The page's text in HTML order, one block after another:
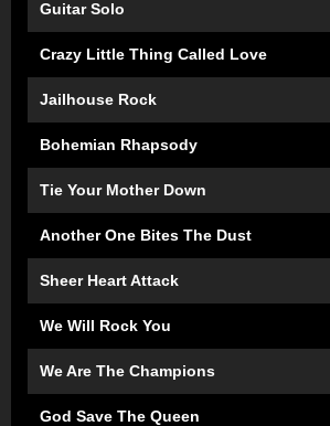
Guitar Solo
Crazy Little Thing Called Love
Jailhouse Rock
Bohemian Rhapsody
Tie Your Mother Down
Another One Bites The Dust
Sheer Heart Attack
We Will Rock You
We Are The Champions
God Save The Queen